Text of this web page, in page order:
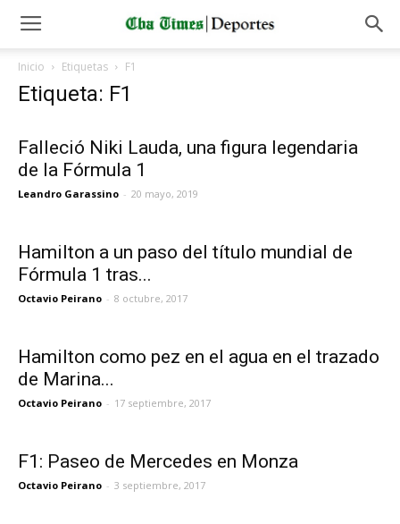
Inicio Etiquetas F1
Etiqueta: F1
Falleció Niki Lauda, una figura legendaria
de la Fórmula 1
Leandro Garassino - 20 mayo, 2019
Hamilton a un paso del título mundial de
Fórmula 1 tras...
Octavio Peirano - 8 octubre, 2017
Hamilton como pez en el agua en el trazado
de Marina...
Octavio Peirano - 17 septiembre, 2017
F1: Paseo de Mercedes en Monza
Octavio Peirano - 3 septiembre, 2017